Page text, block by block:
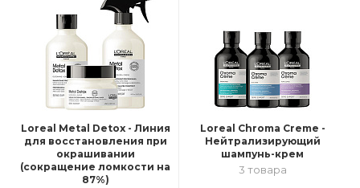
Loreal Metal Detox - Линия
для восстановления при
окрашивании
(сокращение ломкости на
87%)
Loreal Chroma Creme -
Нейтрализирующий
шампунь-крем
3 товара